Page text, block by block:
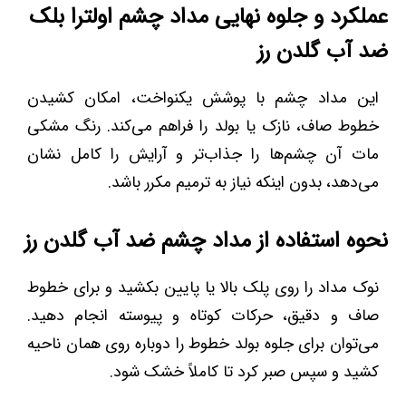
عملکرد و جلوه نهایی مداد چشم اولترا بلک
ضد آب گلدن رز
این مداد چشم با پوشش یکنواخت، امکان کشیدن
خطوط صاف، نازک یا بولد را فراهم می‌کند. رنگ مشکی
مات آن چشم‌ها را جذاب‌تر و آرایش را کامل نشان
می‌دهد، بدون اینکه نیاز به ترمیم مکرر باشد.
نحوه استفاده از مداد چشم ضد آب گلدن رز
نوک مداد را روی پلک بالا یا پایین بکشید و برای خطوط
صاف و دقیق، حرکات کوتاه و پیوسته انجام دهید.
می‌توان برای جلوه بولد خطوط را دوباره روی همان ناحیه
کشید و سپس صبر کرد تا کاملاً خشک شود.